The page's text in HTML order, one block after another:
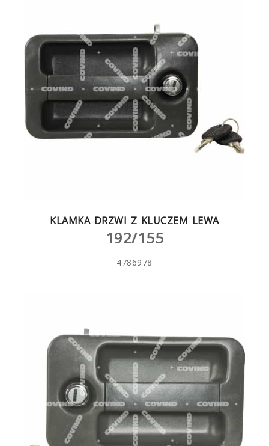
KLAMKA DRZWI Z KLUCZEM LEWA
192/155
4786978